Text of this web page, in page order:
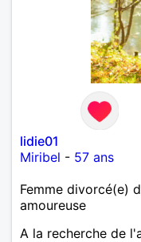
lidie01
Miribel - 57 ans
Femme divorcé(e)
amoureuse
A la recherche de